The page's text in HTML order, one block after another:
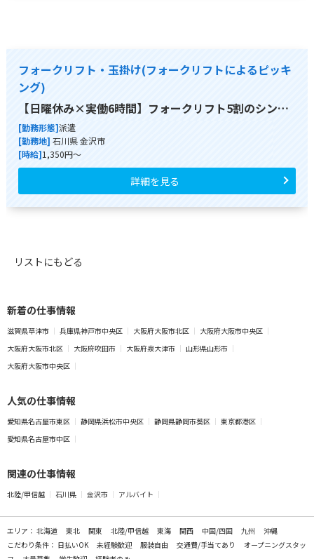
フォークリフト・玉掛け(フォークリフトによるピッキ
ング)
【日曜休み×実働6時間】フォークリフト5割のシン…
[勤務形態]派遣
[勤務地] 石川県 金沢市
[時給]1,350円～
詳細を見る
リストにもどる
新着の仕事情報
滋賀県草津市 兵庫県神戸市中央区 大阪府大阪市北区
大阪府大阪市中央区
大阪府大阪市北区
大阪府吹田市 大阪府泉大津市
山形県山形市
大阪府大阪市中央区
人気の仕事情報
愛知県名古屋市東区 静岡県浜松市中央区 静岡県静岡市葵区
東京都港区
愛知県名古屋市中区
関連の仕事情報
北陸/甲信越 石川県 金沢市 アルバイト
エリア： 北海道 東北 関東 北陸/甲信越 東海 関西 中国/四国 九州
沖縄
こだわり条件： 日払いOK 未経験歓迎 服装自由 交通費/手当てあり
オープニングスタッ